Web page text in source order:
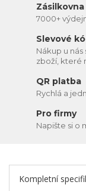
Zásilkovna
7000+
Slevové
Nákup u nás
zboží, které
QR platba
Rychlá a
Pro firmy
Napište si o
Kompletní